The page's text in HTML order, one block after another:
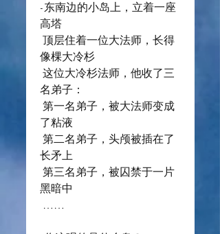
-东南边的小岛上，立着一座
高塔
像棵大冷杉
名弟子：
了粘液
长矛上
黑暗中
……